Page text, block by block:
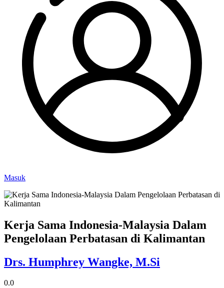
Masuk
Kerja Sama Indonesia-Malaysia Dalam
Pengelolaan Perbatasan di Kalimantan
Drs. Humphrey Wangke, M.Si
0.0